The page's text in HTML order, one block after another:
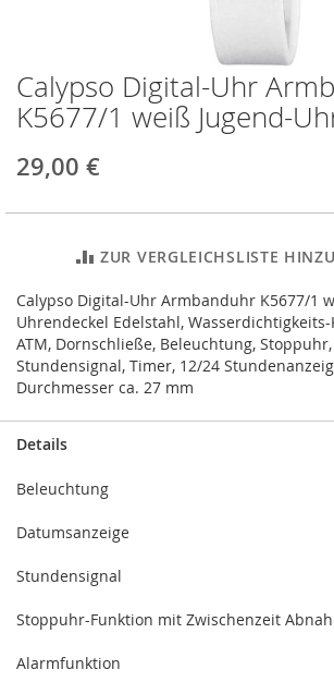
Zum
Anfang
der
springen
Calypso Digital-Uhr
K5677/1 weiß Jugend-
29,00 €
ZUR VERGLEICHSLISTE
Calypso Digital-Uhr Armbanduhr K5677/1
Uhrendeckel Edelstahl,
ATM, Dornschließe, Beleuchtung,
Stundensignal, Timer, 12/24
Durchmesser ca. 27 mm
Details
Beleuchtung
Datumsanzeige
Stundensignal
Stoppuhr-Funktion mit Zwischenzeit
Alarmfunktion